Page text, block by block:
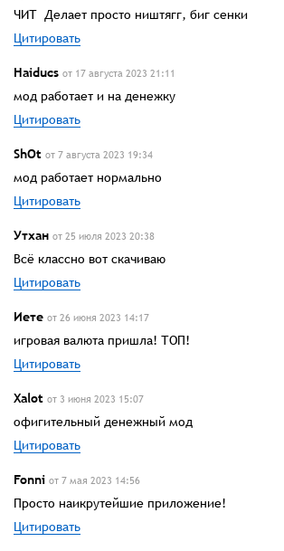
ЧИТ Делает просто ништягг, биг сенки
Цитировать
Haiducs от 17 августа 2023 21:11
мод работает и на денежку
Цитировать
ShOt от 7 августа 2023 19:34
мод работает нормально
Цитировать
Утхан от 25 июля 2023 20:38
Всё классно вот скачиваю
Цитировать
Иете от 26 июня 2023 14:17
игровая валюта пришла! ТОП!
Цитировать
Xalot от 3 июня 2023 15:07
офигительный денежный мод
Цитировать
Fonni от 7 мая 2023 14:56
Просто наикрутейшие приложение!
Цитировать